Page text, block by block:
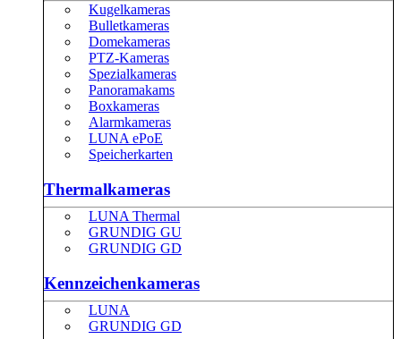
Kugelkameras
Bulletkameras
Domekameras
PTZ-Kameras
Spezialkameras
Panoramakams
Boxkameras
Alarmkameras
LUNA ePoE
Speicherkarten
Thermalkameras
LUNA Thermal
GRUNDIG GU
GRUNDIG GD
Kennzeichenkameras
LUNA
GRUNDIG GD